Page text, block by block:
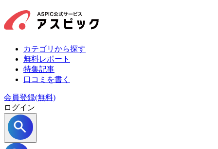
カテゴリから探す
無料レポート
特集記事
口コミを書く
会員登録(無料)
ログイン